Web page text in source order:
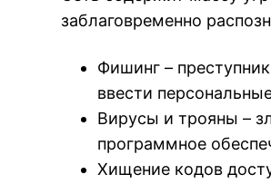
заблаговременно
Фишинг –
ввести
Вирусы и трояны –
программное
Хищение кодов